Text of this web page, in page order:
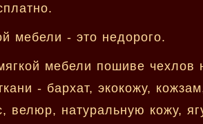
мебели - это недорого.
мебели пошиве чехлов
- бархат, экокожу,
велюр, натуральную кожу,